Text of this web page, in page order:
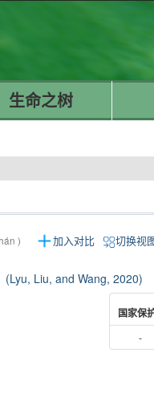
生命之树
) 加入对比 切换视
(Lyu, Liu, and Wang, 2020)
国家保
-